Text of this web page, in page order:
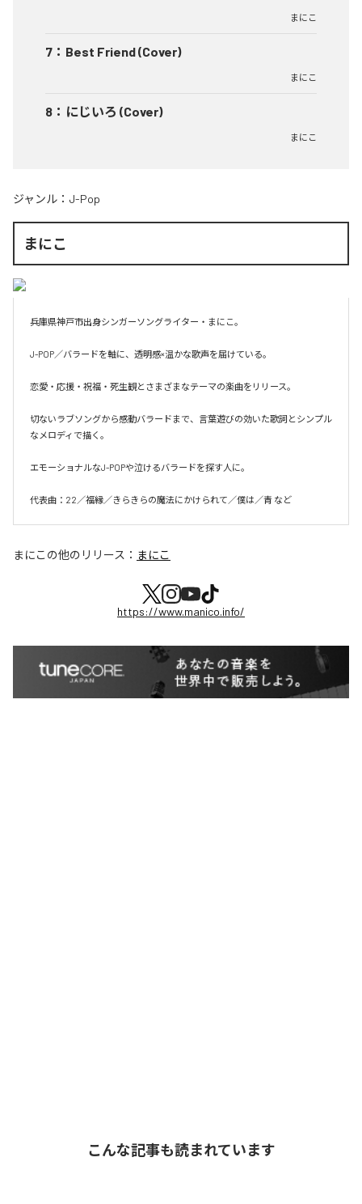
まにこ
7 ： Best Friend (Cover)
まにこ
8 ： にじいろ (Cover)
まにこ
ジャンル： J-Pop
まにこ
兵庫県神戸市出身シンガーソングライター・まにこ。
J-POP／バラードを軸に、透明感×温かな歌声を届けている。
恋愛・応援・祝福・死生観とさまざまなテーマの楽曲をリリース。
切ないラブソングから感動バラードまで、言葉遊びの効いた歌詞とシンプル
なメロディで描く。
エモーショナルなJ-POPや泣けるバラードを探す人に。
代表曲：22／福縁／きらきらの魔法にかけられて／僕は／青 など
まにこの他のリリース： まにこ
https://www.manico.info/
こんな記事も読まれています